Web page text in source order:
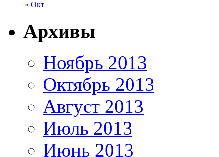
« Окт
Архивы
Ноябрь 2013
Октябрь 2013
Август 2013
Июль 2013
Июнь 2013